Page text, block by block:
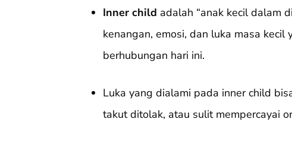
Inner child adalah “anak kecil dalam
kenangan, emosi, dan luka masa
berhubungan hari ini.
Luka yang dialami pada inner child
takut ditolak, atau sulit mempercayai